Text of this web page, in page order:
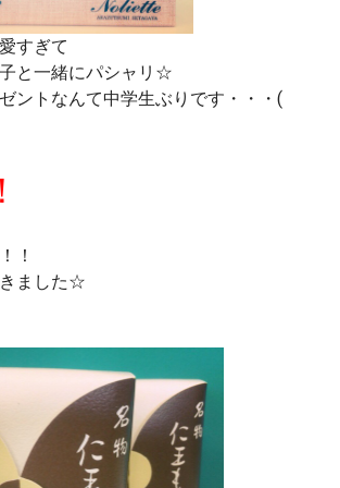
すぎて
と一緒にパシャリ☆
ントなんて中学生ぶりです・・・(
！
きました☆